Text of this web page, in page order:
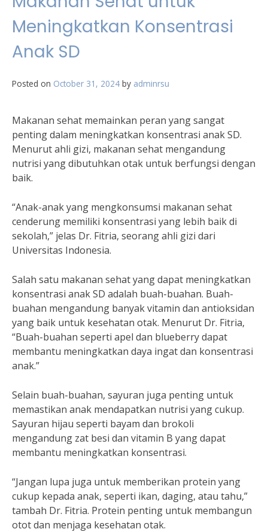
Meningkatkan Konsentrasi
Anak SD
Posted on October 31, 2024 by adminrsu
Makanan sehat memainkan peran yang sangat
penting dalam meningkatkan konsentrasi anak SD.
Menurut ahli gizi, makanan sehat mengandung
nutrisi yang dibutuhkan otak untuk berfungsi dengan
baik.
“Anak-anak yang mengkonsumsi makanan sehat
cenderung memiliki konsentrasi yang lebih baik di
sekolah,” jelas Dr. Fitria, seorang ahli gizi dari
Universitas Indonesia.
Salah satu makanan sehat yang dapat meningkatkan
konsentrasi anak SD adalah buah-buahan. Buah-
buahan mengandung banyak vitamin dan antioksidan
yang baik untuk kesehatan otak. Menurut Dr. Fitria,
“Buah-buahan seperti apel dan blueberry dapat
membantu meningkatkan daya ingat dan konsentrasi
anak.”
Selain buah-buahan, sayuran juga penting untuk
memastikan anak mendapatkan nutrisi yang cukup.
Sayuran hijau seperti bayam dan brokoli
mengandung zat besi dan vitamin B yang dapat
membantu meningkatkan konsentrasi.
“Jangan lupa juga untuk memberikan protein yang
cukup kepada anak, seperti ikan, daging, atau tahu,”
tambah Dr. Fitria. Protein penting untuk membangun
otot dan menjaga kesehatan otak.